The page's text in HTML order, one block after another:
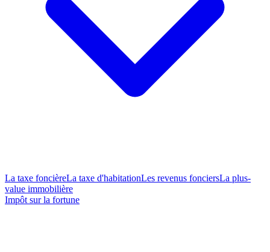
La taxe foncièreLa taxe d'habitationLes revenus fonciersLa plus-
value immobilière
Impôt sur la fortune